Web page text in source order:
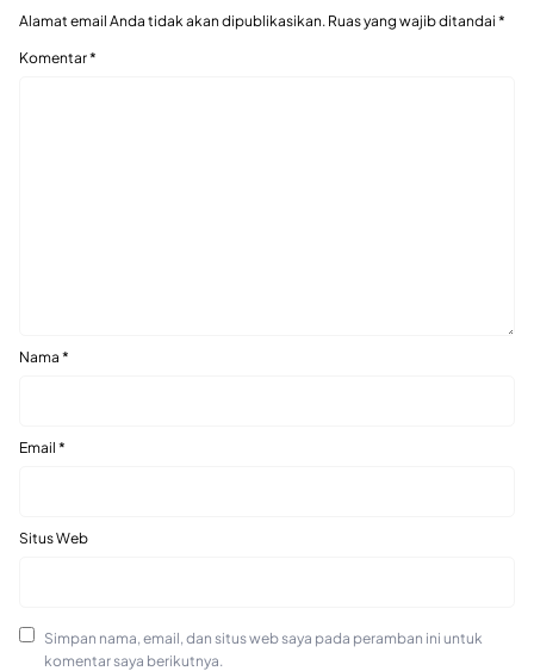
Alamat email Anda tidak akan dipublikasikan. Ruas yang wajib ditandai *
Komentar*
Nama *
Email *
Situs Web
Simpan nama, email, dan situs web saya pada peramban ini untuk
komentar saya berikutnya.